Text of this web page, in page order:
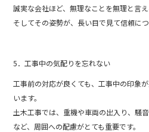
誠実な会社ほど、無理なことを無理と言
そしてその姿勢が、長い目で見て信頼につ
5．工事中の気配りを忘れない
工事前の対応が良くても、工事中の印象
います。
土木工事では、重機や車両の出入り、騒
など、周囲への配慮がとても重要です。